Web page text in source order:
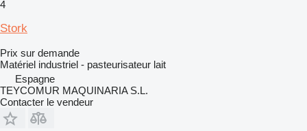
4
Stork
Prix sur demande
Matériel industriel - pasteurisateur lait
Espagne
TEYCOMUR MAQUINARIA S.L.
Contacter le vendeur